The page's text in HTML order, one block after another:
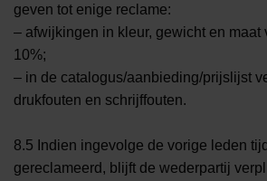
geven tot enige reclame:
– afwijkingen in kleur, gewicht en maat
10%;
– in de catalogus/aanbieding/prijslijst
drukfouten en schrijffouten.
8.5 Indien ingevolge de vorige leden
gereclameerd, blijft de wederpartij